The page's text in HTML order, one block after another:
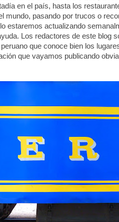
en el país, hasta los
mundo, pasando por trucos o
estaremos actualizando
Los redactores de este blog
que conoce bien los
que vayamos publicando